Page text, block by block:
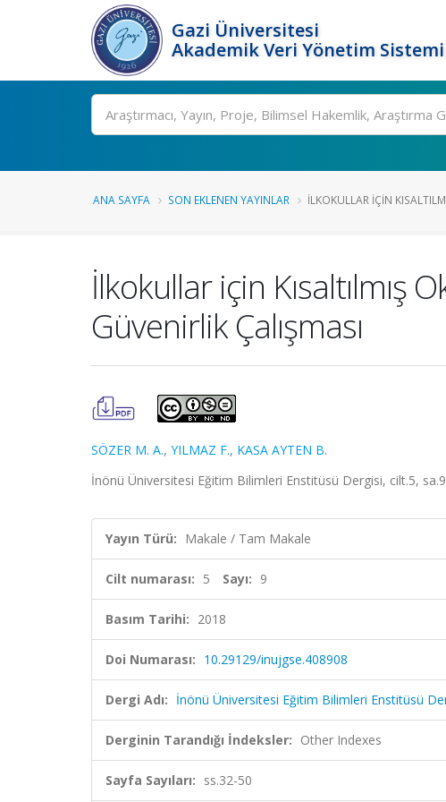
Gazi Üniversitesi
Akademik Veri Yönetim Sistemi
Ara
ANA SAYFA SON EKLENEN YAYINLAR İLKOKULLAR IÇIN
İlkokullar için Kısaltılmış
Güvenirlik Çalışması
SÖZER M. A., YILMAZ F., KASA AYTEN B.
İnönü Üniversitesi Eğitim Bilimleri Enstitüsü Dergisi, cilt.5,
Yayın Türü: Makale / Tam Makale
Cilt numarası: 5 Sayı: 9
Basım Tarihi: 2018
Doi Numarası: 10.29129/inujgse.408908
Dergi Adı: İnönü Üniversitesi Eğitim Bilimleri Enstitüsü
Derginin Tarandığı İndeksler: Other Indexes
Sayfa Sayıları: ss.32-50